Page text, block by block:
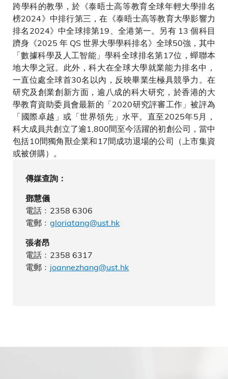
跨學科的教學，於《泰晤士高等教育全球年輕大學排名
榜2024》中排行第三，在《泰晤士高等教育大學影響力
排名2024》中全球排第19、全港第一。另有 13 個科目
躋身《2025 年 QS 世界大學學科排名》全球50強，其中
「數據科學及人工智能」學科全球排名第17位，蟬聯本
地大學之冠。此外，科大在全球大學就業能力排名中，
一直位處全球首30名以內，反映畢業生極具競爭力。在
研究及創業創新方面，逾八成的科大研究，於香港的大
學教育資助委員會最新的「2020研究評審工作」被評為
「國際卓越」或「世界領先」水平。直至2025年5月，
科大成員共創立了逾1,800間至今活躍的初創公司，當中
包括10間獨角獸企業和17間成功退場的公司（上市集資
或被併購）。
傳媒查詢：
鄧慧儀
電話﹕2358 6306
電郵﹕ gloriatang@ust.hk
張者昂
電話﹕2358 6317
電郵﹕ joannezhang@ust.hk